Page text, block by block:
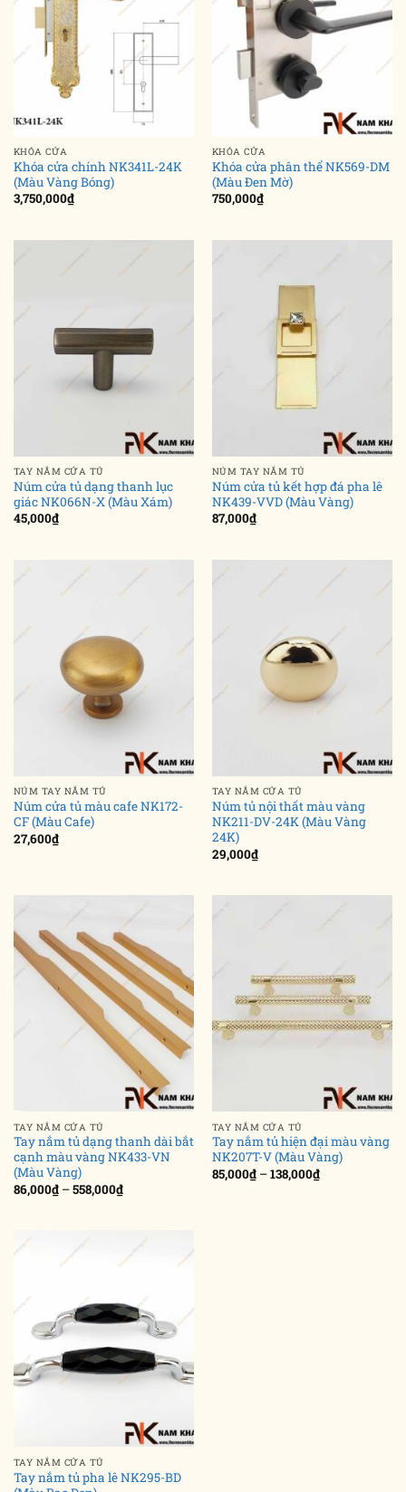
KHÓA CỬA
Khóa cửa chính NK341L-24K
(Màu Vàng Bóng)
3,750,000₫
KHÓA CỬA
Khóa cửa phân thể NK569-DM
(Màu Đen Mờ)
750,000₫
TAY NẮM CỬA TỦ
Núm cửa tủ dạng thanh lục
giác NK066N-X (Màu Xám)
45,000₫
NÚM TAY NẮM TỦ
Núm cửa tủ kết hợp đá pha lê
NK439-VVD (Màu Vàng)
87,000₫
NÚM TAY NẮM TỦ
Núm cửa tủ màu cafe NK172-
CF (Màu Cafe)
27,600₫
TAY NẮM CỬA TỦ
Núm tủ nội thất màu vàng
NK211-DV-24K (Màu Vàng
24K)
29,000₫
TAY NẮM CỬA TỦ
Tay nắm tủ dạng thanh dài bắt
cạnh màu vàng NK433-VN
(Màu Vàng)
86,000₫ –558,000₫Khoảng
giá:
558,000₫
TAY NẮM CỬA TỦ
Tay nắm tủ hiện đại màu vàng
NK207T-V (Màu Vàng)
85,000₫ –138,000₫Khoảng
giá:
TAY NẮM CỬA TỦ
Tay nắm tủ pha lê NK295-BD